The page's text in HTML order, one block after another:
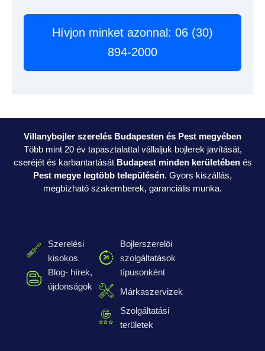
Hívjon minket azonnal: 06 (30)
894-2000
Villanybojler szerelés Budapesten és Pest megyében
Több mint 20 év tapasztalattal vállaljuk bojlerek javítását,
cseréjét és karbantartását Budapest minden kerületébenés
Pest megye legtöbb településén. Gyors kiszállás,
megbízható szakemberek, garanciális munka.
Szerelési
kisokos
Blog- hírek,
újdonságok
Bojlerszerelöi
szolgáltatások
típusonként
Márkaszervizek
Szolgáltatási
területek